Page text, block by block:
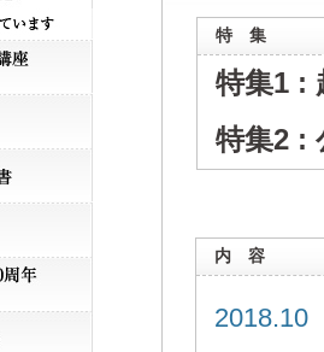
特 集
特集1 :
特集2 :
内 容